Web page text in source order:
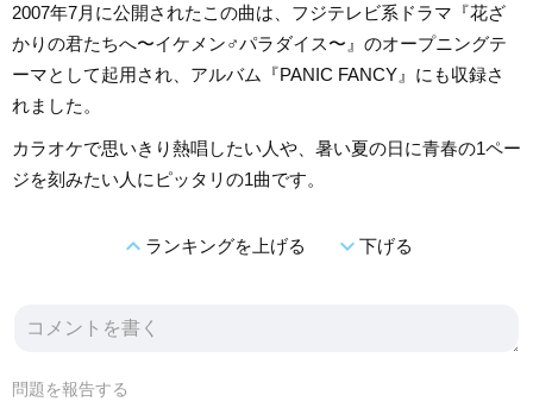
2007年7月に公開されたこの曲は、フジテレビ系ドラマ『花ざ
かりの君たちへ〜イケメン♂パラダイス〜』のオープニングテ
ーマとして起用され、アルバム『PANIC FANCY』にも収録さ
れました。
カラオケで思いきり熱唱したい人や、暑い夏の日に青春の1ペー
ジを刻みたい人にピッタリの1曲です。
expand_lessランキングを上げる expand_more下げる
問題を報告する